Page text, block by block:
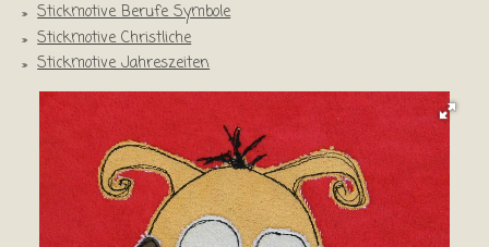
Stickmotive Berufe Symbole
Stickmotive Christliche
Stickmotive Jahreszeiten